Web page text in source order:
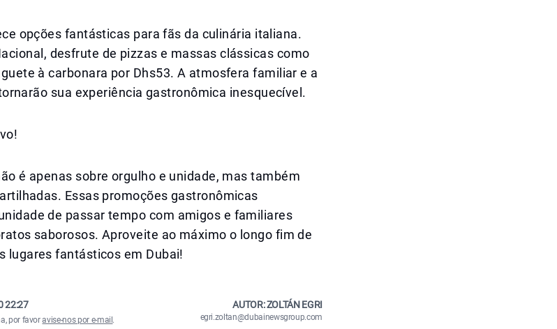
opções fantásticas para fãs da culinária italiana.
desfrute de pizzas e massas clássicas como
à carbonara por Dhs53. A atmosfera familiar e a
sua experiência gastronômica inesquecível.
é apenas sobre orgulho e unidade, mas também
Essas promoções gastronômicas
de passar tempo com amigos e familiares
saborosos. Aproveite ao máximo o longo fim de
lugares fantásticos em Dubai!
22:27
por favoravise-nos por e-mail .
AUTOR: ZOLTÁN EGRI
egri.zoltan@dubainewsgroup.com